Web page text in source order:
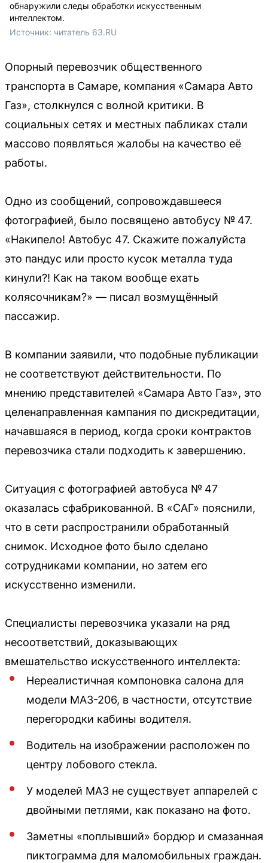
обнаружили следы обработки искусственным
интеллектом.
Источник: читатель 63.RU
Опорный перевозчик общественного
транспорта в Самаре, компания «Самара Авто
Газ», столкнулся с волной критики. В
социальных сетях и местных пабликах стали
массово появляться жалобы на качество её
работы.
Одно из сообщений, сопровождавшееся
фотографией, было посвящено автобусу № 47.
«Накипело! Автобус 47. Скажите пожалуйста
это пандус или просто кусок металла туда
кинули?! Как на таком вообще ехать
колясочникам?» — писал возмущённый
пассажир.
В компании заявили, что подобные публикации
не соответствуют действительности. По
мнению представителей «Самара Авто Газ», это
целенаправленная кампания по дискредитации,
начавшаяся в период, когда сроки контрактов
перевозчика стали подходить к завершению.
Ситуация с фотографией автобуса № 47
оказалась сфабрикованной. В «САГ» пояснили,
что в сети распространили обработанный
снимок. Исходное фото было сделано
сотрудниками компании, но затем его
искусственно изменили.
Специалисты перевозчика указали на ряд
несоответствий, доказывающих
вмешательство искусственного интеллекта:
Нереалистичная компоновка салона для
модели МАЗ-206, в частности, отсутствие
перегородки кабины водителя.
Водитель на изображении расположен по
центру лобового стекла.
У моделей МАЗ не существует аппарелей с
двойными петлями, как показано на фото.
Заметны «поплывший» бордюр и смазанная
пиктограмма для маломобильных граждан.